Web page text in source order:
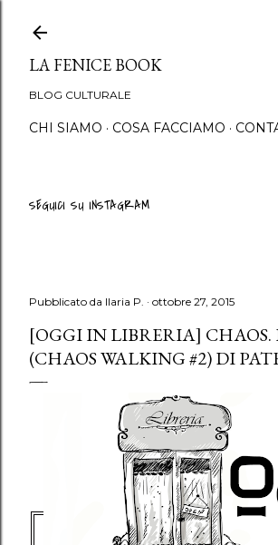
Passa
LA FENICE BOOK
BLOG CULTURALE
CHI SIAMO COSA FACCIAMO
SEGUICI SU INSTAGRAM
Pubblicato da Ilaria P. ottobre 27, 2015
[OGGI IN LIBRERIA] CHAOS.
(CHAOS WALKING #2) DI